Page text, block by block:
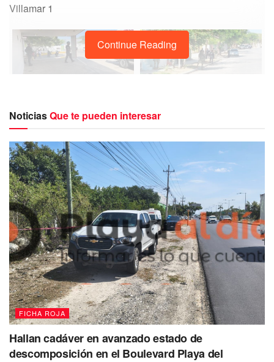
Villamar 1
De manera preliminar la Secretaría de Seguridad Pública y
Tránsito Municipal de Solidaridad a través de sus redes
sociales informó acerca de la activación de este operativo,
debido a que esta tarde alrededor de las 15.00 horas en la
calle Playa Flamingos con calle Mar Caribe se realizaron
detonaciones de arma de fuego que dejaron a dos
personas lesionadas y un muerto como resultado de los
disparos realizados.
Continue Reading
NoticiasQue te pueden interesar
FICHA ROJA
Hallan cadáver en avanzado estado de
descomposición en el Boulevard Playa del